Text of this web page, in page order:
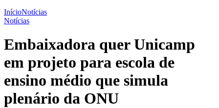
InícioNotícias
Notícias
Embaixadora quer Unicamp
em projeto para escola de
ensino médio que simula
plenário da ONU